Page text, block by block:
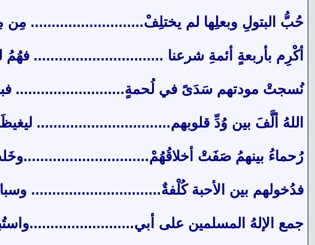
حُبُّ البتولِ وبعلِها لم يختلِفْ........................... مِن
أكْرِم بأربعةٍ أئمةِ شرعنا ............................... فهُمُ
نُسجتْ مودتهم سَدَىً في لُحمةٍ..........................
اللهُ ألَّفَ بين وُدِّ قلوبهم................................
رُحماءُ بينهمُ صَفَتْ
فدُخولهم بين الأحبة كُلْفةٌ...............................
جمع الإلهُ المسلمين على